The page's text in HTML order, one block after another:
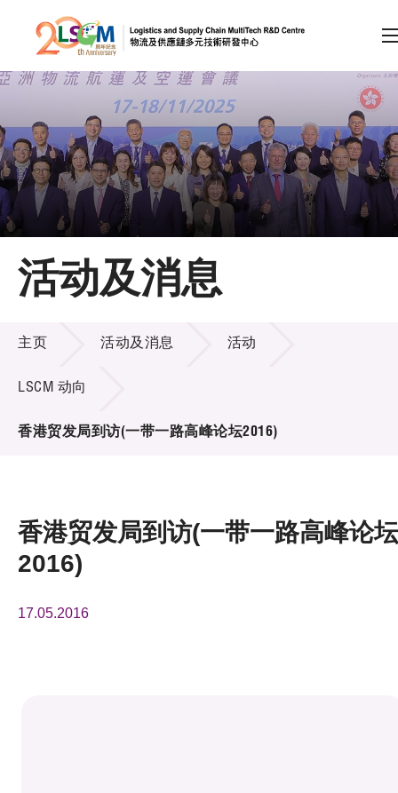
跳到内容（按回车键）
会员登录
A A EN 繁 简
主页
关于LSCM
技术商品化
项目及资助计划
新闻中心
活动及消息
活动及消息
主页 活动及消息 活动
LSCM 动向
香港贸发局到访(一带一路高峰论坛2016)
香港贸发局到访(一带一路高峰论坛
2016)
17.05.2016